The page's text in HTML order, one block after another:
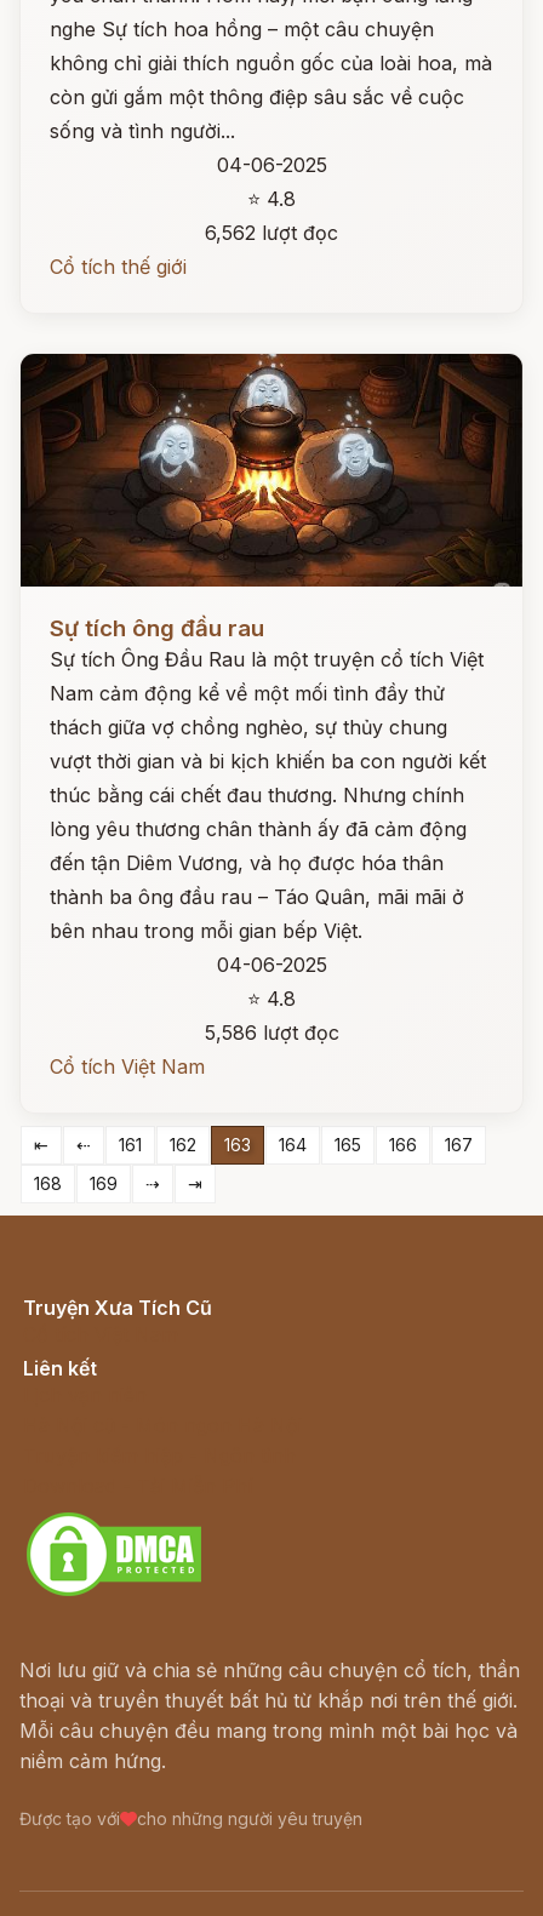
nghe Sự tích hoa hồng – một câu chuyện
không chỉ giải thích nguồn gốc của loài hoa, mà
còn gửi gắm một thông điệp sâu sắc về cuộc
sống và tình người...
04-06-2025
⭐ 4.8
6,562 lượt đọc
Cổ tích thế giới
Sự tích ông đầu rau
Sự tích Ông Đầu Rau là một truyện cổ tích Việt
Nam cảm động kể về một mối tình đầy thử
thách giữa vợ chồng nghèo, sự thủy chung
vượt thời gian và bi kịch khiến ba con người kết
thúc bằng cái chết đau thương. Nhưng chính
lòng yêu thương chân thành ấy đã cảm động
đến tận Diêm Vương, và họ được hóa thân
thành ba ông đầu rau – Táo Quân, mãi mãi ở
bên nhau trong mỗi gian bếp Việt.
04-06-2025
⭐ 4.8
5,586 lượt đọc
Cổ tích Việt Nam
⇤ ⇠ 161 162 163 164 165 166
167
168
169 ⇢ ⇥
Truyện Xưa Tích Cũ
Liên kết
Nơi lưu giữ và chia sẻ những câu chuyện cổ tích, thần
thoại và truyền thuyết bất hủ từ khắp nơi trên thế giới.
Mỗi câu chuyện đều mang trong mình một bài học và
niềm cảm hứng.
Được tạo với cho những người yêu truyện